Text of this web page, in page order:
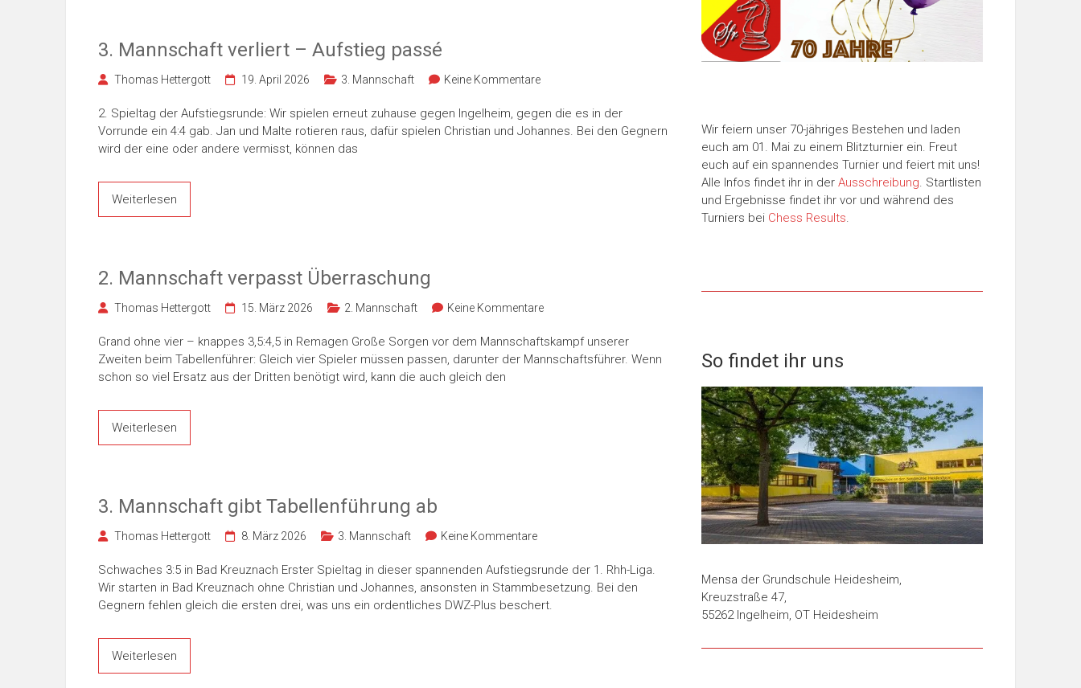
3. Mannschaft verliert – Aufstieg passé
Thomas Hettergott 19. April 2026 3. Mannschaft Keine Kommentare
2. Spieltag der Aufstiegsrunde: Wir spielen erneut zuhause gegen Ingelheim, gegen die es in der
Vorrunde ein 4:4 gab. Jan und Malte rotieren raus, dafür spielen Christian und Johannes. Bei den Gegnern
wird der eine oder andere vermisst, können das
Weiterlesen
2. Mannschaft verpasst Überraschung
Thomas Hettergott 15. März 2026 2. Mannschaft Keine Kommentare
Grand ohne vier – knappes 3,5:4,5 in Remagen Große Sorgen vor dem Mannschaftskampf unserer
Zweiten beim Tabellenführer: Gleich vier Spieler müssen passen, darunter der Mannschaftsführer. Wenn
schon so viel Ersatz aus der Dritten benötigt wird, kann die auch gleich den
Weiterlesen
3. Mannschaft gibt Tabellenführung ab
Thomas Hettergott 8. März 2026 3. Mannschaft Keine Kommentare
Schwaches 3:5 in Bad Kreuznach Erster Spieltag in dieser spannenden Aufstiegsrunde der 1. Rhh-Liga.
Wir starten in Bad Kreuznach ohne Christian und Johannes, ansonsten in Stammbesetzung. Bei den
Gegnern fehlen gleich die ersten drei, was uns ein ordentliches DWZ-Plus beschert.
Weiterlesen
Wir feiern unser 70-jähriges Bestehen und laden
euch am 01. Mai zu einem Blitzturnier ein. Freut
euch auf ein spannendes Turnier und feiert mit uns!
Alle Infos findet ihr in der Ausschreibung. Startlisten
und Ergebnisse findet ihr vor und während des
Turniers bei Chess Results.
So findet ihr uns
Mensa der Grundschule Heidesheim,
Kreuzstraße 47,
55262 Ingelheim, OT Heidesheim